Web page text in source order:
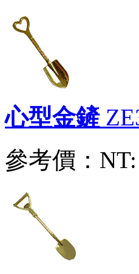
簡約方型金屬書籤
參考價：
園藝工具三件套ZX84980001
心型金鏟
NT: 120元
心型金鏟
參考價：